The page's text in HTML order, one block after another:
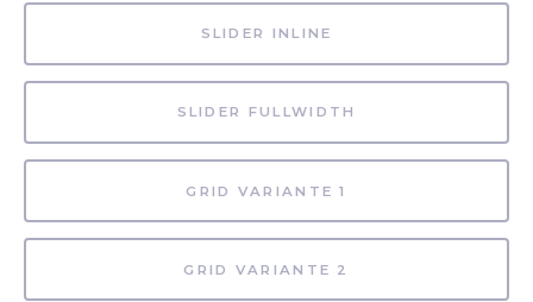
SLIDER INLINE
SLIDER FULLWIDTH
GRID VARIANTE 1
GRID VARIANTE 2